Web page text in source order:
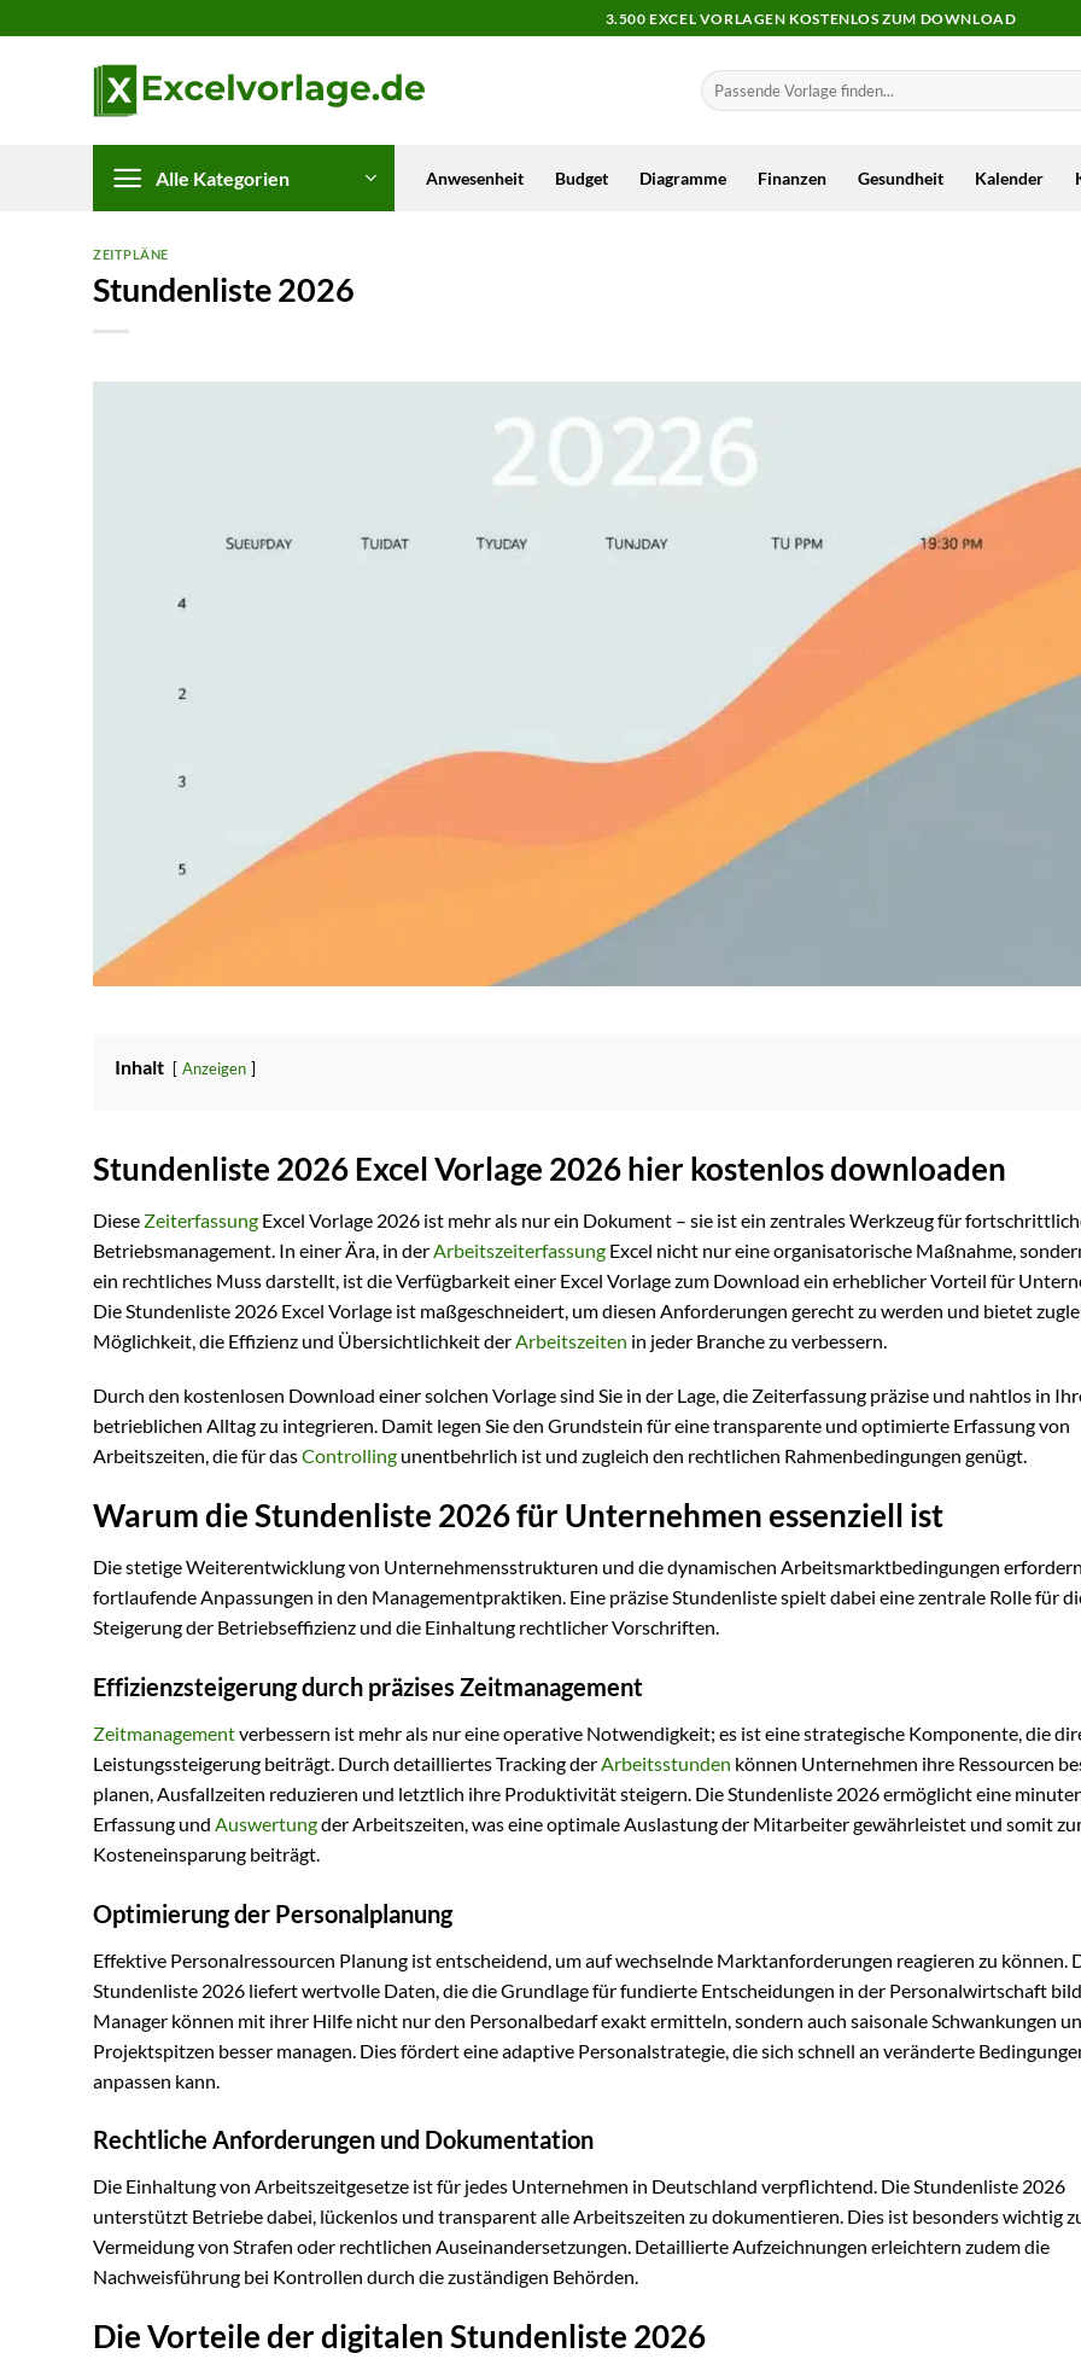
Inhalt
3.500 EXCEL VORLAGEN KOSTENLOS ZUM DOWNLOAD
Alle Kategorien Anwesenheit Budget Diagramme Finanzen Gesundheit Kalender
ZEITPLÄNE
Stundenliste 2026
Inhalt Anzeigen
Stundenliste 2026 Excel Vorlage 2026 hier kostenlos downloaden
Diese Zeiterfassung Excel Vorlage 2026 ist mehr als nur ein Dokument – sie ist ein zentrales Werkzeug für
Betriebsmanagement. In einer Ära, in der Arbeitszeiterfassung Excel nicht nur eine organisatorische Maßnahme,
ein rechtliches Muss darstellt, ist die Verfügbarkeit einer Excel Vorlage zum Download ein erheblicher Vorteil für
Die Stundenliste 2026 Excel Vorlage ist maßgeschneidert, um diesen Anforderungen gerecht zu werden und bietet
Möglichkeit, die Effizienz und Übersichtlichkeit der Arbeitszeiten in jeder Branche zu verbessern.
Durch den kostenlosen Download einer solchen Vorlage sind Sie in der Lage, die Zeiterfassung präzise und nahtlos in
betrieblichen Alltag zu integrieren. Damit legen Sie den Grundstein für eine transparente und optimierte Erfassung von
Arbeitszeiten, die für dasControlling unentbehrlich ist und zugleich den rechtlichen Rahmenbedingungen genügt.
Warum die Stundenliste 2026 für Unternehmen essenziell ist
Die stetige Weiterentwicklung von Unternehmensstrukturen und die dynamischen Arbeitsmarktbedingungen erfordern
fortlaufende Anpassungen in den Managementpraktiken. Eine präzise Stundenliste spielt dabei eine zentrale Rolle für
Steigerung der Betriebseffizienz und die Einhaltung rechtlicher Vorschriften.
Effizienzsteigerung durch präzises Zeitmanagement
Zeitmanagementverbessern ist mehr als nur eine operative Notwendigkeit; es ist eine strategische Komponente, die
Leistungssteigerung beiträgt. Durch detailliertes Tracking derArbeitsstunden können Unternehmen ihre Ressourcen
planen, Ausfallzeiten reduzieren und letztlich ihre Produktivität steigern. Die Stundenliste 2026 ermöglicht eine
Erfassung und Auswertungder Arbeitszeiten, was eine optimale Auslastung der Mitarbeiter gewährleistet und somit
Kosteneinsparung beiträgt.
Optimierung der Personalplanung
Effektive Personalressourcen Planung ist entscheidend, um auf wechselnde Marktanforderungen reagieren zu können.
Stundenliste 2026 liefert wertvolle Daten, die die Grundlage für fundierte Entscheidungen in der Personalwirtschaft
Manager können mit ihrer Hilfe nicht nur den Personalbedarf exakt ermitteln, sondern auch saisonale Schwankungen
Projektspitzen besser managen. Dies fördert eine adaptive Personalstrategie, die sich schnell an veränderte
anpassen kann.
Rechtliche Anforderungen und Dokumentation
Die Einhaltung von Arbeitszeitgesetze ist für jedes Unternehmen in Deutschland verpflichtend. Die Stundenliste 2026
unterstützt Betriebe dabei, lückenlos und transparent alle Arbeitszeiten zu dokumentieren. Dies ist besonders wichtig
Vermeidung von Strafen oder rechtlichen Auseinandersetzungen. Detaillierte Aufzeichnungen erleichtern zudem die
Nachweisführung bei Kontrollen durch die zuständigen Behörden.
Die Vorteile der digitalen Stundenliste 2026